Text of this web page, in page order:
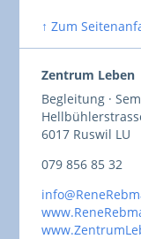
↑ Zum
Zentrum Leben
Begleitung ·
6017 Ruswil LU
079 856 85 32